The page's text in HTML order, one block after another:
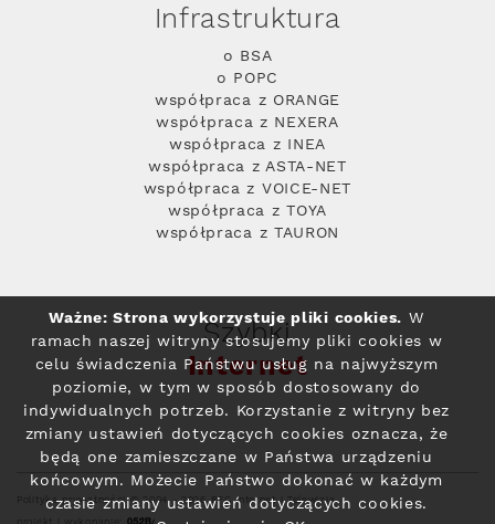
Infrastruktura
o BSA
o POPC
współpraca z ORANGE
współpraca z NEXERA
współpraca z INEA
współpraca z ASTA-NET
współpraca z VOICE-NET
współpraca z TOYA
współpraca z TAURON
Szybki
Internet
Polityka prywatności© 2004 - 2026 RFC Internet i Telewizja
Ważne: Strona wykorzystuje pliki cookies. W
ramach naszej witryny stosujemy pliki cookies w
celu świadczenia Państwu usług na najwyższym
poziomie, w tym w sposób dostosowany do
indywidualnych potrzeb. Korzystanie z witryny bez
zmiany ustawień dotyczących cookies oznacza, że
będą one zamieszczane w Państwa urządzeniu
końcowym. Możecie Państwo dokonać w każdym
czasie zmiany ustawień dotyczących cookies.